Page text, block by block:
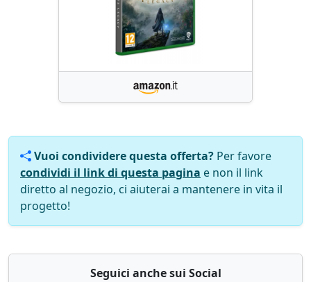
Vuoi condividere questa offerta? Per favore
condividi il link di questa pagina e non il link
diretto al negozio, ci aiuterai a mantenere in vita il
progetto!
Seguici anche sui Social